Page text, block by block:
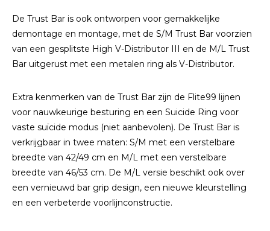
De Trust Bar is ook ontworpen voor gemakkelijke
demontage en montage, met de S/M Trust Bar voorzien
van een gesplitste High V-Distributor III en de M/L Trust
Bar uitgerust met een metalen ring als V-Distributor.
Extra kenmerken van de Trust Bar zijn de Flite99 lijnen
voor nauwkeurige besturing en een Suicide Ring voor
vaste suïcide modus (niet aanbevolen). De Trust Bar is
verkrijgbaar in twee maten: S/M met een verstelbare
breedte van 42/49 cm en M/L met een verstelbare
breedte van 46/53 cm. De M/L versie beschikt ook over
een vernieuwd bar grip design, een nieuwe kleurstelling
en een verbeterde voorlijnconstructie.